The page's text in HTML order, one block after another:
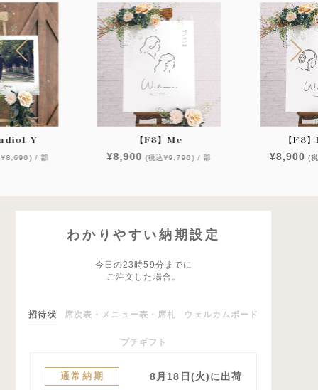
Y
¥8,690) / 部
【F8】Me
¥8,900 (税込¥9,790) / 部
【F8
¥8,900 (
わかりやすい納期設定
今日の23時59分までに
ご注文した場合。
招待状 席次表・メニュー表・席札 ウェルカムボード
プチギフト
通常納期 8月18日(火)に出荷